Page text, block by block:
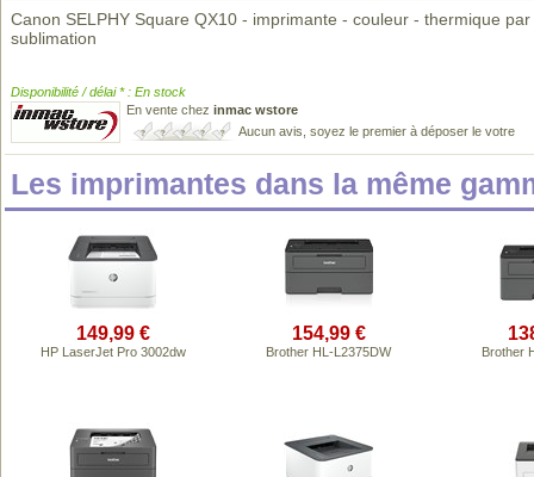
Canon SELPHY Square QX10 - imprimante - couleur - thermique par
sublimation
Disponibilité / délai * : En stock
En vente chez inmac wstore
Aucun avis, soyez le premier à déposer le votre
Les imprimantes dans la même
149,99 €
HP LaserJet Pro 3002dw
154,99 €
Brother HL-L2375DW Brother